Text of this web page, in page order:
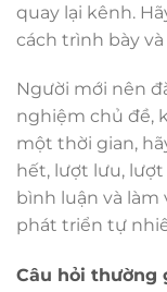
quay lại kênh.
cách trình bày
Người mới nên
nghiệm chủ đề,
một thời gian,
hết, lượt lưu, lượt
bình luận và
phát triển tự
Câu hỏi thường